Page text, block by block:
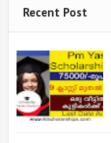
Recent Post